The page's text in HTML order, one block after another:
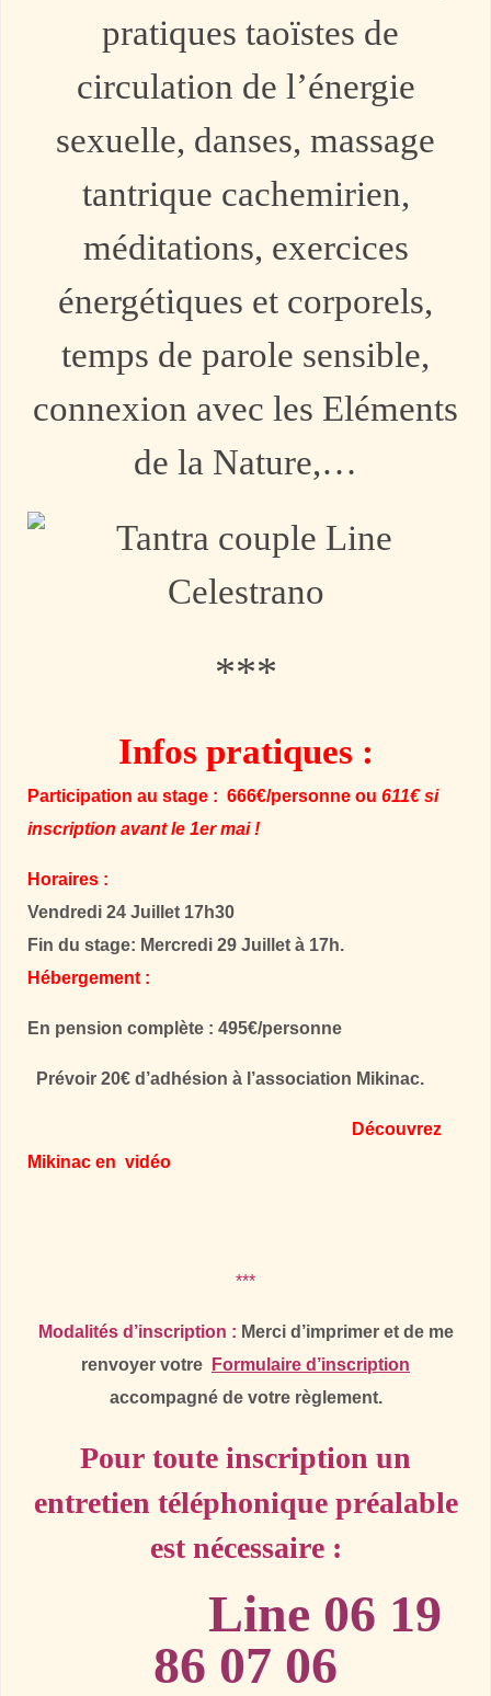
pratiques taoïstes de
circulation de l’énergie
sexuelle, danses, massage
tantrique cachemirien,
méditations, exercices
énergétiques et corporels,
temps de parole sensible,
connexion avec les Eléments
de la Nature,…
***
Infos pratiques :
Participation au stage : 666€/personne ou611€ si
inscription avant le 1er mai !
Horaires :
Vendredi 24 Juillet 17h30
Fin du stage: Mercredi 29 Juillet à 17h.
Hébergement :
En pension complète : 495€/personne
Prévoir 20€ d’adhésion à l’association Mikinac.
Découvrez
Mikinac envidéo
***
Modalités d’inscription : Merci d’imprimer et de me
renvoyer votre Formulaire d’inscription
accompagné de votre règlement.
Pour toute inscription un
entretien téléphonique préalable
est nécessaire :
Line 06 19
86 07 06